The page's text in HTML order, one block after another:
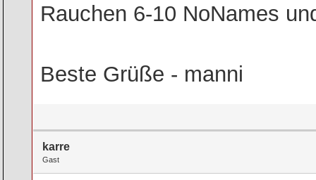
Rauchen 6-10 NoNames
Beste Grüße - manni
karre
Gast